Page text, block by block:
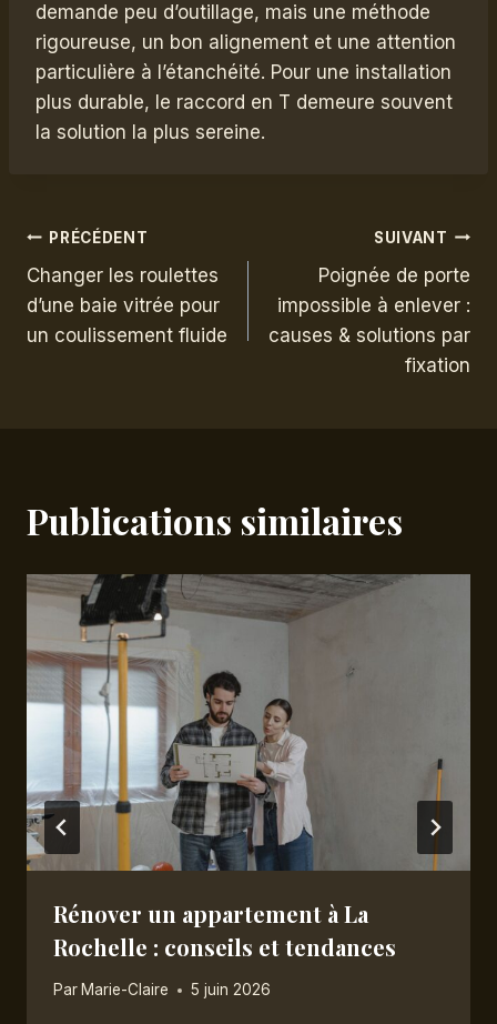
demande peu d’outillage, mais une méthode
rigoureuse, un bon alignement et une attention
particulière à l’étanchéité. Pour une installation
plus durable, le raccord en T demeure souvent
la solution la plus sereine.
Navigation
de
l’article
PRÉCÉDENT
Changer les roulettes
d’une baie vitrée pour
un coulissement fluide
SUIVANT
Poignée de porte
impossible à enlever :
causes & solutions par
fixation
Publications similaires
Rénover un appartement à La
Rochelle : conseils et tendances
Par Marie-Claire 5 juin 2026